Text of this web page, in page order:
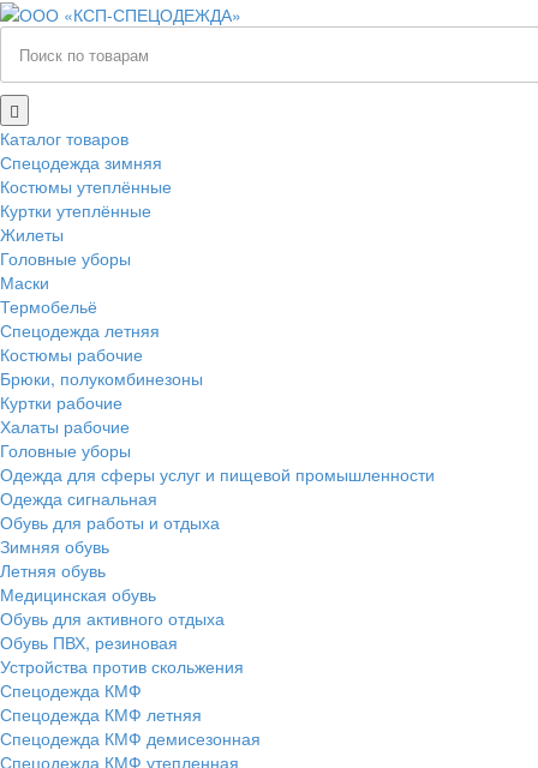
Каталог товаров
Спецодежда зимняя
Костюмы утеплённые
Куртки утеплённые
Жилеты
Головные уборы
Маски
Термобельё
Спецодежда летняя
Костюмы рабочие
Брюки, полукомбинезоны
Куртки рабочие
Халаты рабочие
Головные уборы
Одежда для сферы услуг и пищевой промышленности
Одежда сигнальная
Обувь для работы и отдыха
Зимняя обувь
Летняя обувь
Медицинская обувь
Обувь для активного отдыха
Обувь ПВХ, резиновая
Устройства против скольжения
Спецодежда КМФ
Спецодежда КМФ летняя
Спецодежда КМФ демисезонная
Спецодежда КМФ утепленная